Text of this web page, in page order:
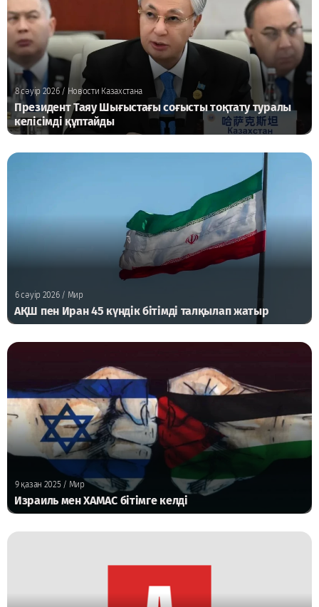
8 сәуір 2026/ Новости Казахстана
Президент Таяу Шығыстағы соғысты тоқтату туралы
келісімді құптайды
6 сәуір 2026/ Мир
АҚШ пен Иран 45 күндік бітімді талқылап жатыр
9 қазан 2025/ Мир
Израиль мен ХАМАС бітімге келді